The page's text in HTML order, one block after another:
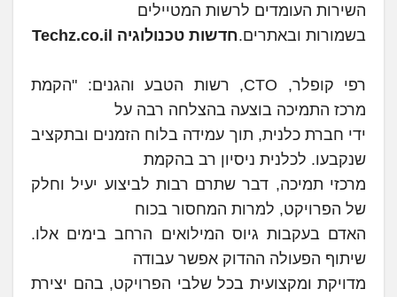
השירות העומדים לרשות המטיילים
בשמורות ובאתרים.חדשות טכנולוגיה Techz.co.il
רפי קופלר, CTO, רשות הטבע והגנים: "הקמת
מרכז התמיכה בוצעה בהצלחה רבה על
ידי חברת כלנית, תוך עמידה בלוח הזמנים ובתקציב
שנקבעו. לכלנית ניסיון רב בהקמת
מרכזי תמיכה, דבר שתרם רבות לביצוע יעיל וחלק
של הפרויקט, למרות המחסור בכוח
האדם בעקבות גיוס המילואים הרחב בימים אלו.
שיתוף הפעולה ההדוק אפשר עבודה
מדויקת ומקצועית בכל שלבי הפרויקט, בהם יצירת